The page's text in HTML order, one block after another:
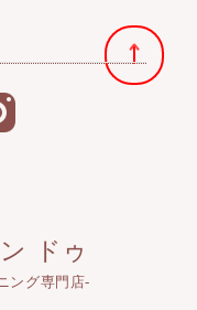
ドゥ
ング専門店-